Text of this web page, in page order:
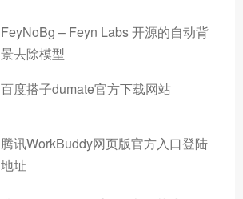
FeyNoBg – Feyn Labs 开源的自动背
景去除模型
百度搭子dumate官方下载网站
腾讯WorkBuddy网页版官方入口登陆
地址